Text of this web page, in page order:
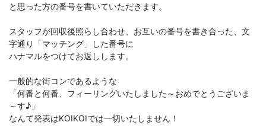
と思った方の番号を書いていただきます。
スタッフが回収後照らし合わせ、お互いの番号を書き合った、文
字通り「マッチング」した番号に
ハナマルをつけてお返しします。
一般的な街コンであるような
「何番と何番、フィーリングいたしました～おめでとうございま
～す♪」
なんて発表はKOIKOIでは一切いたしません！